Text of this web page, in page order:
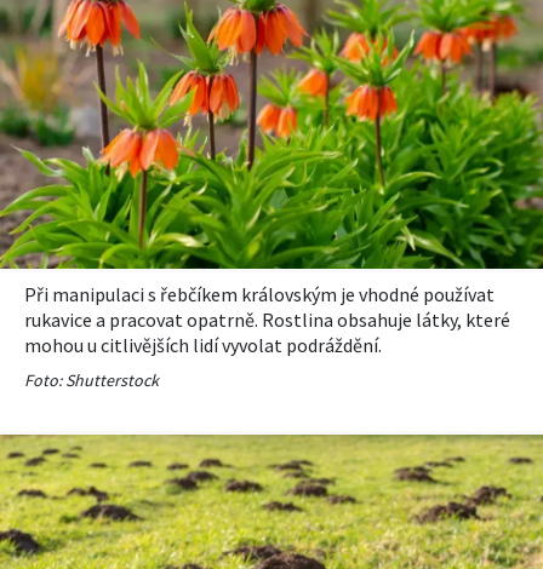
Při manipulaci s řebčíkem královským je vhodné používat
rukavice a pracovat opatrně. Rostlina obsahuje látky, které
mohou u citlivějších lidí vyvolat podráždění.
Foto: Shutterstock